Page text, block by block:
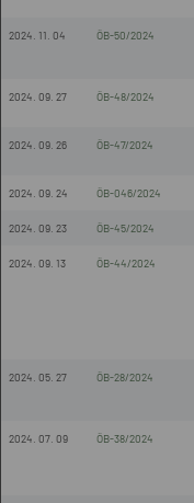
2024. 11. 04 ÖB-50/2024
2024. 09. 27 ÖB-48/2024
2024. 09. 26 ÖB-47/2024
2024. 09. 24 ÖB-046/2024
2024. 09. 23 ÖB-45/2024
2024. 09. 13 ÖB-44/2024
2024. 05. 27 ÖB-28/2024
2024. 07. 09 ÖB-38/2024